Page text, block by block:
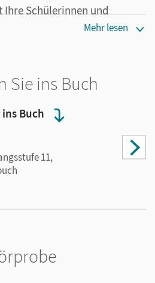
Ihre Schülerinnen und
zur Abiturprüfung
Abschluss in zwei
Konzept ermöglicht Ihnen,
Ihrer Schüler/-innen
wichtige
Mehr lesen
Sie ins Buch
Buch
11,